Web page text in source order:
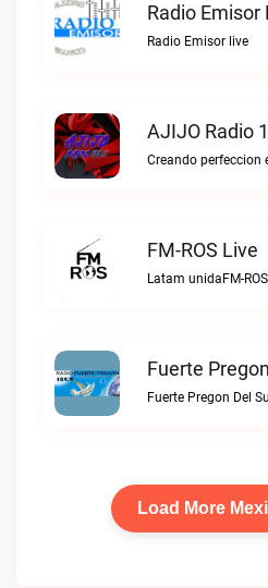
Radio Emisor
Radio Emisor live
AJIJO Radio
FM-ROS Live
Latam unidaFM-
Fuerte
Fuerte Pregon Del
Load More